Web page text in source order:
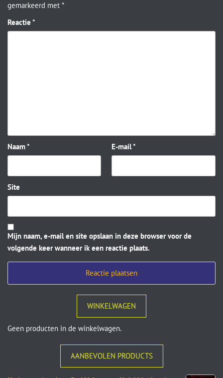
gemarkeerd met *
Reactie *
Naam* E-mail*
Site
Mijn naam, e-mail en site opslaan in deze browser voor de
volgende keer wanneer ik een reactie plaats.
WINKELWAGEN
Geen producten in de winkelwagen.
AANBEVOLEN PRODUCTS